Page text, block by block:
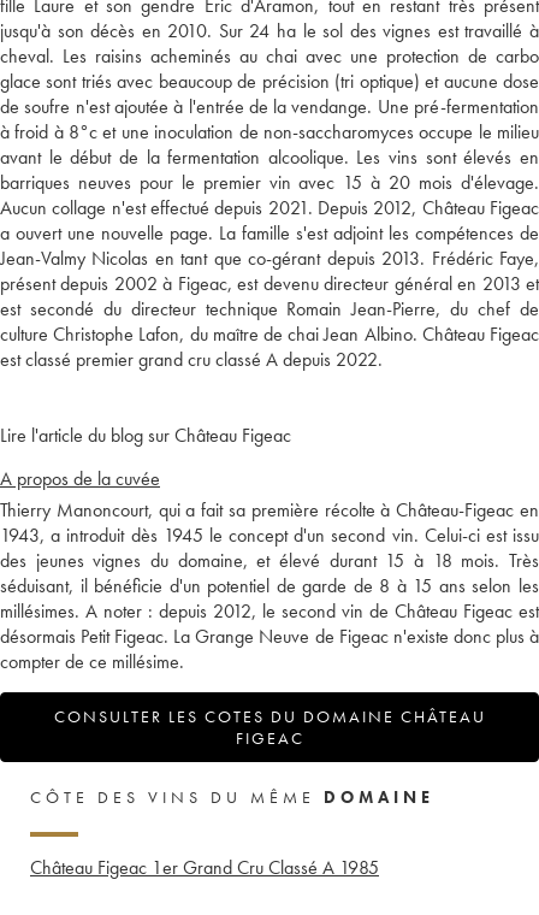
fille Laure et son gendre Eric d'Aramon, tout en restant très présent
jusqu'à son décès en 2010. Sur 24 ha le sol des vignes est travaillé à
cheval. Les raisins acheminés au chai avec une protection de carbo
glace sont triés avec beaucoup de précision (tri optique) et aucune dose
de soufre n'est ajoutée à l'entrée de la vendange. Une pré-fermentation
à froid à 8°c et une inoculation de non-saccharomyces occupe le milieu
avant le début de la fermentation alcoolique. Les vins sont élevés en
barriques neuves pour le premier vin avec 15 à 20 mois d'élevage.
Aucun collage n'est effectué depuis 2021. Depuis 2012, Château Figeac
a ouvert une nouvelle page. La famille s'est adjoint les compétences de
Jean-Valmy Nicolas en tant que co-gérant depuis 2013. Frédéric Faye,
présent depuis 2002 à Figeac, est devenu directeur général en 2013 et
est secondé du directeur technique Romain Jean-Pierre, du chef de
culture Christophe Lafon, du maître de chai Jean Albino. Château Figeac
est classé premier grand cru classé A depuis 2022.
Lire l'article du blog sur Château Figeac
A propos de la cuvée
Thierry Manoncourt, qui a fait sa première récolte à Château-Figeac en
1943, a introduit dès 1945 le concept d'un second vin. Celui-ci est issu
des jeunes vignes du domaine, et élevé durant 15 à 18 mois. Très
séduisant, il bénéficie d'un potentiel de garde de 8 à 15 ans selon les
millésimes. A noter : depuis 2012, le second vin de Château Figeac est
désormais Petit Figeac. La Grange Neuve de Figeac n'existe donc plus à
compter de ce millésime.
CONSULTER LES COTES DU DOMAINE CHÂTEAU
FIGEAC
CÔTE DES VINS DU MÊME DOMAINE
Château Figeac 1er Grand Cru Classé A 1985